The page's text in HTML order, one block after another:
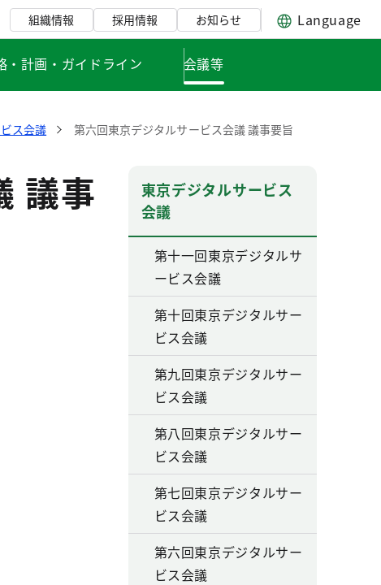
組織情報 採用情報 お知らせ Language
・計画・ガイドライン 会議等
ス会議 第六回東京デジタルサービス会議 議事要旨
議事
東京デジタルサービス
会議
第十一回東京デジタルサ
ービス会議
第十回東京デジタルサー
ビス会議
第九回東京デジタルサー
ビス会議
第八回東京デジタルサー
ビス会議
第七回東京デジタルサー
ビス会議
第六回東京デジタルサー
ビス会議